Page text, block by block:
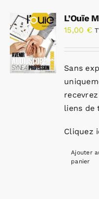
L’Ouïe
15,00 €
Sans
liens de
Cliquez
Ajouter
panier